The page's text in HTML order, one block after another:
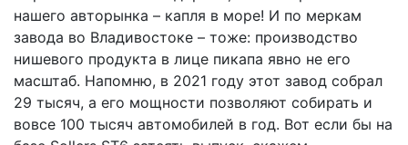
нашего авторынка – капля в море! И по меркам
завода во Владивостоке – тоже: производство
нишевого продукта в лице пикапа явно не его
масштаб. Напомню, в 2021 году этот завод собрал
29 тысяч, а его мощности позволяют собирать и
вовсе 100 тысяч автомобилей в год. Вот если бы на